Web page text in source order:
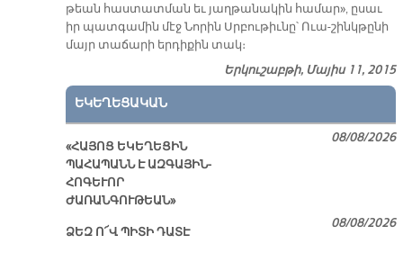
թեան հաս­տատ­ման եւ յաղ­թա­նա­կին հա­մար», ը­սաւ
իր պատ­գա­մին մէջ Նո­րին Սրբու­թիւ­նը՝ Ուա­-շինկ­թընի
մայր տաճարի երդիքին տակ։
Երկուշաբթի, Մայիս 11, 2015
ԵԿԵՂԵՑԱԿԱՆ
«ՀԱՅՈՑ ԵԿԵՂԵՑԻՆ
ՊԱՀԱՊԱՆՆ Է ԱԶԳԱՅԻՆ-
ՀՈԳԵՒՈՐ
ԺԱՌԱՆԳՈՒԹԵԱՆ»
08/08/2026
ՁԵԶ Ո՜Վ ՊԻՏԻ ԴԱՏԷ
08/08/2026